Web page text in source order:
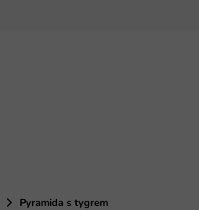
Pyramida s tygrem